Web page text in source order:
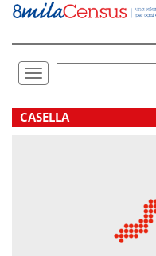
Vai
direttamente
Toggle
navigation
.
CASELLA